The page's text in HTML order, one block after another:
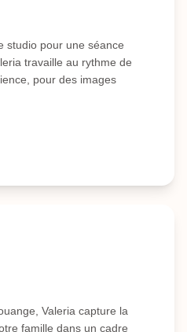
studio pour une séance
travaille au rythme de
pour des images
Valeria capture la
famille dans un cadre